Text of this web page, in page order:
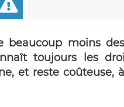
beaucoup moins
toujours les
et reste